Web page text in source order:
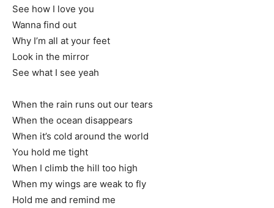
See how I love you
Wanna find out
Why I’m all at your feet
Look in the mirror
See what I see yeah
When the rain runs out our tears
When the ocean disappears
When it’s cold around the world
You hold me tight
When I climb the hill too high
When my wings are weak to fly
Hold me and remind me